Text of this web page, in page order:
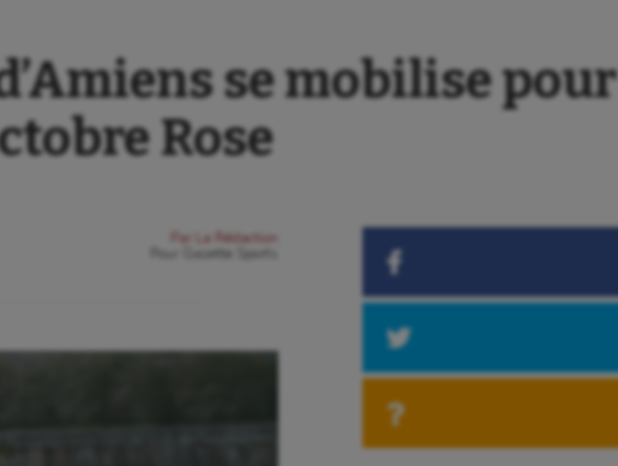
se mobilise pour
Rose
Par
La Rédaction
Gazette Sports